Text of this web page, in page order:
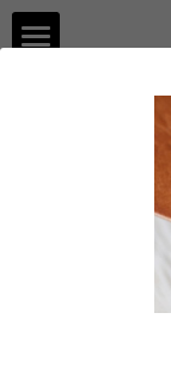
所有商品分類